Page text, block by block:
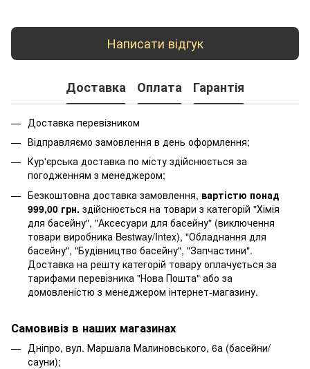
Написати відгук
Доставка Оплата Гарантія
Доставка перевізником
Відправляємо замовлення в день оформлення;
Кур'єрська доставка по місту здійснюється за
погодженням з менеджером;
Безкоштовна доставка замовлення, вартістю понад
999,00 грн. здійснюється на товари з категорій "Хімія
для басейну", "Аксесуари для басейну" (виключення
товари виробника Bestway/Intex), "Обладнання для
басейну", "Будівництво басейну", "Запчастини".
Доставка на решту категорій товару оплачується за
тарифами перевізника "Нова Пошта" або за
домовленістю з менеджером інтернет-магазину.
Самовивіз в наших магазинах
Дніпро, вул. Маршала Малиновського, 6а (басейни/
сауни);